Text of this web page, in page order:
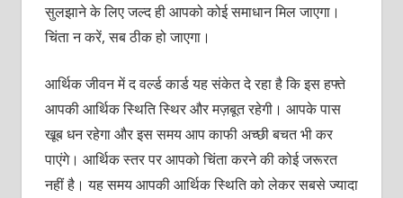
सुलझाने के लिए जल्‍द ही आपको कोई समाधान मिल जाएगा।
चिंता न करें, सब ठीक हो जाएगा।
आर्थिक जीवन में द वर्ल्‍ड कार्ड यह संकेत दे रहा है कि इस हफ्ते
आपकी आर्थिक स्थिति स्थिर और मज़बूत रहेगी। आपके पास
खूब धन रहेगा और इस समय आप काफी अच्‍छी बचत भी कर
पाएंगे। आर्थिक स्‍तर पर आपको चिंता करने की कोई जरूरत
नहीं है। यह समय आपकी आर्थिक स्थिति को लेकर सबसे ज्‍यादा